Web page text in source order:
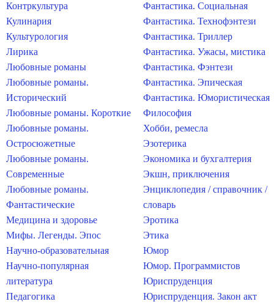
Контркультура
Кулинария
Культурология
Лирика
Любовные романы
Любовные романы.
Исторический
Любовные романы. Короткие
Любовные романы.
Остросюжетные
Любовные романы.
Современные
Любовные романы.
Фантастические
Медицина и здоровье
Мифы. Легенды. Эпос
Научно-образовательная
Научно-популярная
литература
Педагогика
Фантастика. Социальная
Фантастика. Технофэнтези
Фантастика. Триллер
Фантастика. Ужасы, мистика
Фантастика. Фэнтези
Фантастика. Эпическая
Фантастика. Юмористическая
Философия
Хобби, ремесла
Эзотерика
Экономика и бухгалтерия
Экшн, приключения
Энциклопедия / справочник /
словарь
Эротика
Этика
Юмор
Юмор. Программистов
Юриспруденция
Юриспруденция. Закон акт